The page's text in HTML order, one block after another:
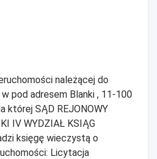
należącej do
pod adresem Blanki , 11-100
której SĄD REJONOWY
IV WYDZIAŁ KSIĄG
księgę wieczystą o
Licytacja